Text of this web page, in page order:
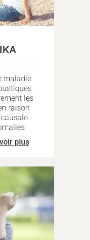
maladie
les
raison
plus